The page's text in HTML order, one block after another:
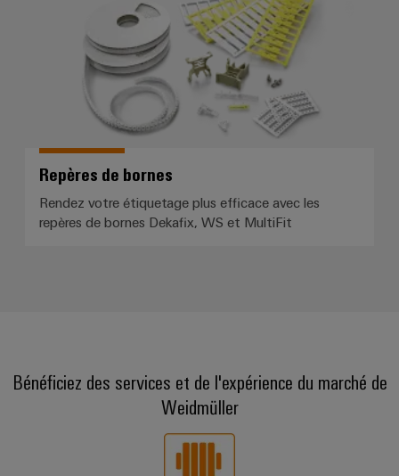
Repères de bornes
Rendez votre étiquetage plus efficace avec les
repères de bornes Dekafix, WS et MultiFit
Bénéficiez des services et de l'expérience du marché de
Weidmüller